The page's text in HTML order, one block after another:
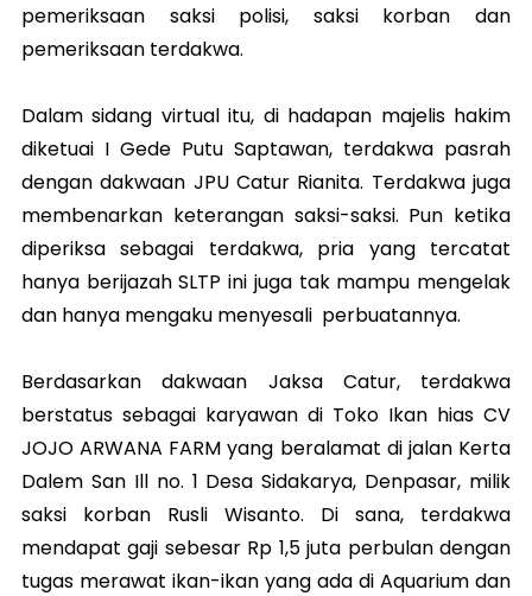
pemeriksaan saksi polisi, saksi korban dan
pemeriksaan terdakwa.
Dalam sidang virtual itu, di hadapan majelis hakim
diketuai I Gede Putu Saptawan, terdakwa pasrah
dengan dakwaan JPU Catur Rianita. Terdakwa juga
membenarkan keterangan saksi-saksi. Pun ketika
diperiksa sebagai terdakwa, pria yang tercatat
hanya berijazah SLTP ini juga tak mampu mengelak
dan hanya mengaku menyesali perbuatannya.
Berdasarkan dakwaan Jaksa Catur, terdakwa
berstatus sebagai karyawan di Toko Ikan hias CV
JOJO ARWANA FARM yang beralamat di jalan Kerta
Dalem San Ill no. 1 Desa Sidakarya, Denpasar, milik
saksi korban Rusli Wisanto. Di sana, terdakwa
mendapat gaji sebesar Rp 1,5 juta perbulan dengan
tugas merawat ikan-ikan yang ada di Aquarium dan